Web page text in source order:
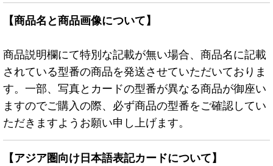
【商品名と商品画像について】
商品説明欄にて特別な記載が無い場合、商品名に記載
されている型番の商品を発送させていただいておりま
す。一部、写真とカードの型番が異なる商品が御座い
ますのでご購入の際、必ず商品の型番をご確認してい
ただきますようお願い申し上げます。
【アジア圏向け日本語表記カードについて】